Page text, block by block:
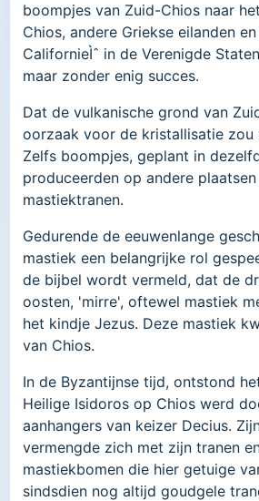
boompjes van Zuid-Chios naar
Chios, andere Griekse eilanden
CalifornieÌˆ in de Verenigde
maar zonder enig succes.
Dat de vulkanische grond van
oorzaak voor de kristallisatie zou
Zelfs boompjes, geplant in
produceerden op andere
mastiektranen.
Gedurende de eeuwenlange
mastiek een belangrijke rol
de bijbel wordt vermeld, dat de
oosten, 'mirre', oftewel mastiek
het kindje Jezus. Deze mastiek
van Chios.
In de Byzantijnse tijd, ontstond
Heilige Isidoros op Chios werd
aanhangers van keizer Decius.
vermengde zich met zijn tranen
mastiekbomen die hier getuige
sindsdien nog altijd goudgele